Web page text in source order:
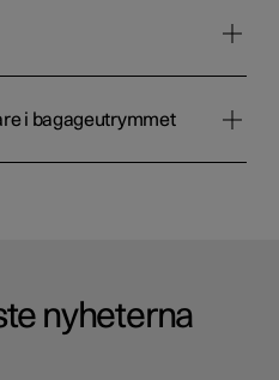
i bagageutrymmet
nyheterna